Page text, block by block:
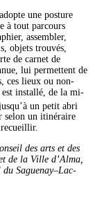
une posture
à tout parcours
assembler,
objets trouvés,
de carnet de
lui permettent de
ces lieux ou non-
est installé, de la mi-
un petit abri
selon un itinéraire
recueillir.
des arts et des
de la Ville d’Alma,
Saguenay–Lac-